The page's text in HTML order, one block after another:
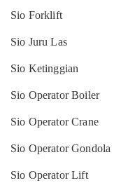
Sio Forklift
Sio Juru Las
Sio Ketinggian
Sio Operator Boiler
Sio Operator Crane
Sio Operator Gondola
Sio Operator Lift